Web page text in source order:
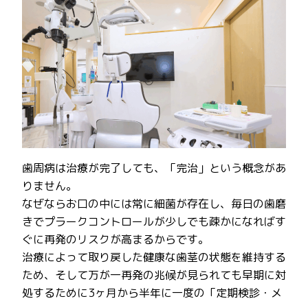
歯周病は治療が完了しても、「完治」という概念があ
りません。
なぜならお口の中には常に細菌が存在し、毎日の歯磨
きでプラークコントロールが少しでも疎かになればす
ぐに再発のリスクが高まるからです。
治療によって取り戻した健康な歯茎の状態を維持する
ため、そして万が一再発の兆候が見られても早期に対
処するために3ヶ月から半年に一度の「定期検診・メ